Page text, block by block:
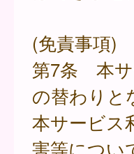
(免責事項)
第7条 本サ
の替わりと
本サービス
害等につい